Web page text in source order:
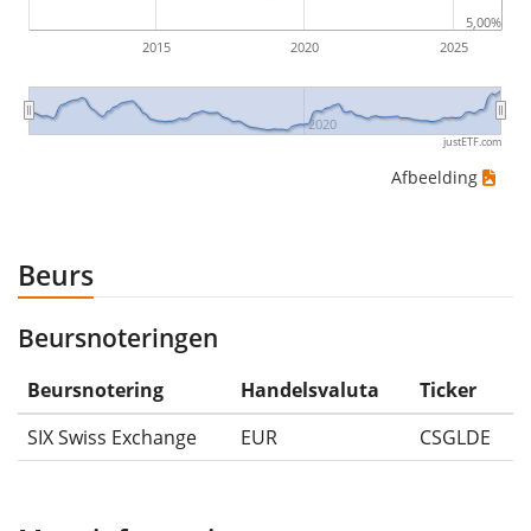
2015 2020 2025
2020
5,00%
justETF.com
Afbeelding
Beurs
Beursnoteringen
Beursnotering Handelsvaluta
Ticker
SIX Swiss Exchange
EUR CSGLDE